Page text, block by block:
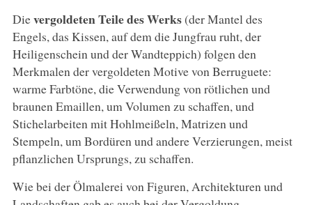
Dievergoldeten Teile des Werks(der Mantel des
Engels, das Kissen, auf dem die Jungfrau ruht, der
Heiligenschein und der Wandteppich) folgen den
Merkmalen der vergoldeten Motive von Berruguete:
warme Farbtöne, die Verwendung von rötlichen und
braunen Emaillen, um Volumen zu schaffen, und
Stichelarbeiten mit Hohlmeißeln, Matrizen und
Stempeln, um Bordüren und andere Verzierungen, meist
pflanzlichen Ursprungs, zu schaffen.
Wie bei der Ölmalerei von Figuren, Architekturen und